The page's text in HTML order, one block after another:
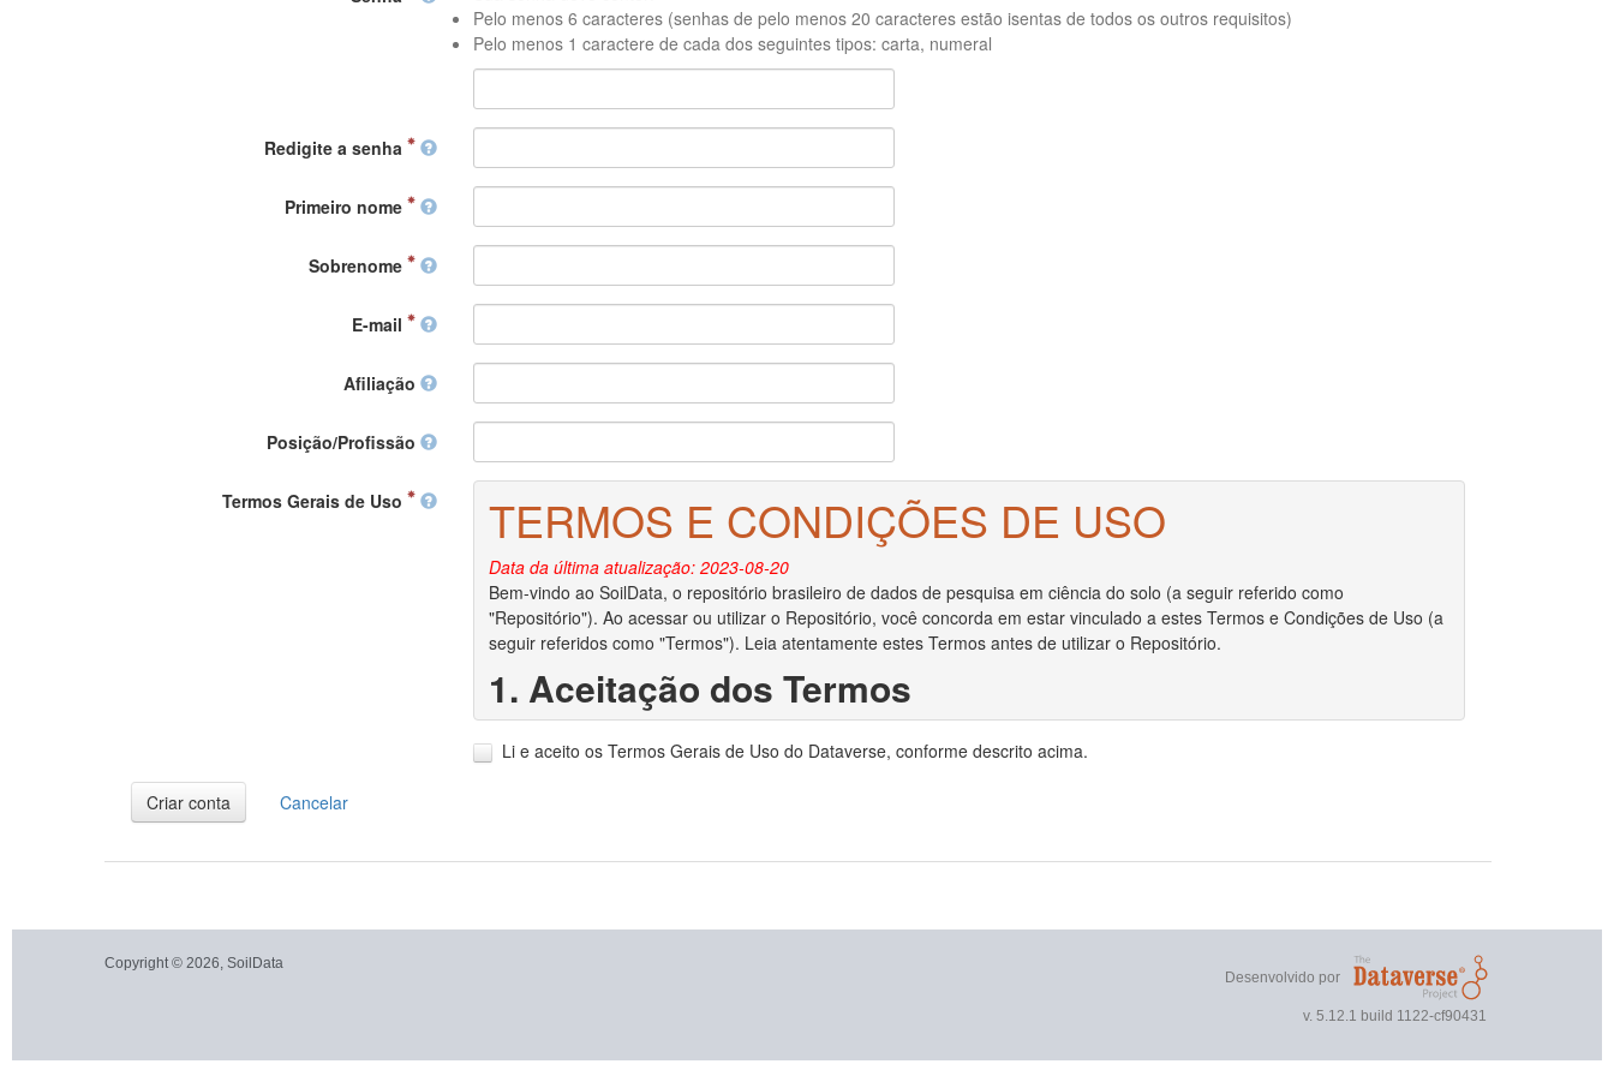
Pelo menos 6 caracteres (senhas de pelo menos 20 caracteres estão isentas de todos os outros requisitos)
Pelo menos 1 caractere de cada dos seguintes tipos: carta, numeral
Redigite a senha
Primeiro nome
Sobrenome
E-mail
Afiliação
Posição/Profissão
Termos Gerais de Uso TERMOS E CONDIÇÕES DE USO
Data da última atualização: 2023-08-20
Bem-vindo ao SoilData, o repositório brasileiro de dados de pesquisa em ciência do solo (a seguir referido como
"Repositório"). Ao acessar ou utilizar o Repositório, você concorda em estar vinculado a estes Termos e Condições de Uso (a
seguir referidos como "Termos"). Leia atentamente estes Termos antes de utilizar o Repositório.
1. Aceitação dos Termos
1.2. Você declara ser o criador/autor dos dados ou ter obtido permissão do criador/autor para depositar qualquer conjunto de
conjunto de dados e você for o proprietário dos direitos autorais, ao aceitar estes Termos, você ainda mantém os direitos
2.2. Se os direitos autorais forem aplicáveis e você não for o proprietário dos direitos autorais, você declara que o proprietário
2.3. Ao depositar dados no Repositório, você concede ao MapBiomas o direito não exclusivo de reproduzir, traduzir e
Li e aceito os Termos Gerais de Uso do Dataverse, conforme descrito acima.
Criar conta Cancelar
Copyright © 2026, SoilData
Desenvolvido por
v. 5.12.1 build 1122-cf90431